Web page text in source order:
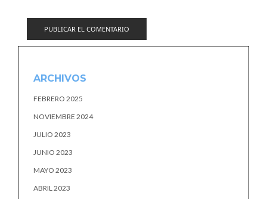
ARCHIVOS
FEBRERO 2025
NOVIEMBRE 2024
JULIO 2023
JUNIO 2023
MAYO 2023
ABRIL 2023